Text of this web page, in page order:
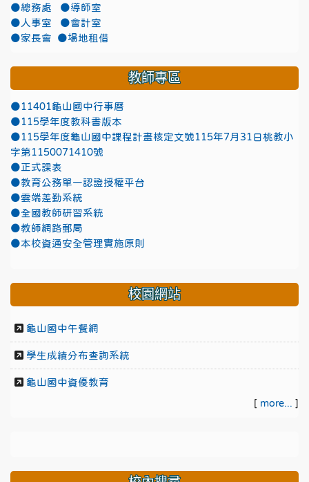
●總務處
●導師室
●人事室
●會計室
●家長會
●場地租借
教師專區
●11401龜山國中行事曆
●115學年度教科書版本
●115學年度龜山國中課程計畫核定文號115年7月31日桃教小
字第1150071410號
●正式課表
●教育公務單一認證授權平台
●雲端差勤系統
●全國教師研習系統
●教師網路郵局
●本校資通安全管理實施原則
校園網站
龜山國中午餐網
學生成績分布查詢系統
龜山國中資優教育
[ more... ]